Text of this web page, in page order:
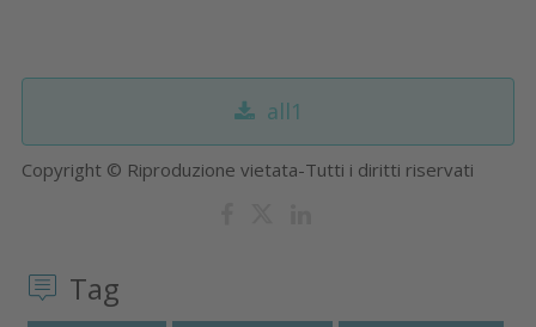
all1
Copyright © Riproduzione vietata-Tutti i diritti riservati
Tag